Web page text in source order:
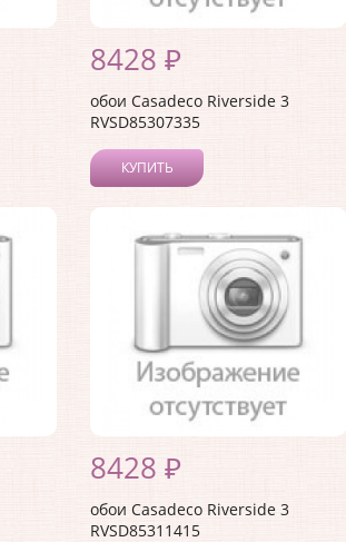
8428 ₽
обои Casadeco Riverside 3
RVSD85307335
КУПИТЬ
8428 ₽
обои Casadeco Riverside 3
RVSD85311415